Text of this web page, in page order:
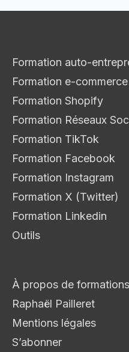
Formation auto-
Formation e-commerce
Formation Shopify
Formation Réseaux
Formation TikTok
Formation Facebook
Formation Instagram
Formation X (Twitter)
Formation Linkedin
Outils
À propos de
Raphaël Pailleret
Mentions légales
S’abonner